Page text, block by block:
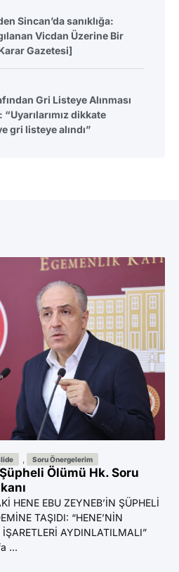
Sincan’da sanıklığa:
Vicdan Üzerine Bir
Gazetesi]
Gri Listeye Alınması
“Uyarılarımız dikkate
gri listeye alındı”
Soru Önergelerim
Ölümü Hk. Soru
HENE EBU ZEYNEB’İN ŞÜPHELİ
TAŞIDI: “HENE’NİN
AYDINLATILMALI”
...